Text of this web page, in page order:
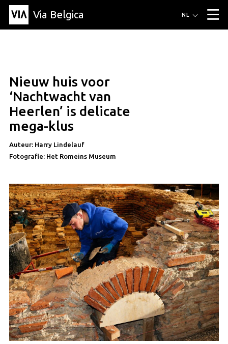
Via Belgica ▼
Artikel
Educatie
Recept
Vrienden
Over Via Belgica
Over Via Belgica
Onderzoek
Educatie
Vrienden
De gids
Organisatie
NL
artikel
Nieuw huis voor
‘Nachtwacht van
Heerlen’ is delicate
mega-klus
Auteur: Harry Lindelauf
Fotografie: Het Romeins Museum